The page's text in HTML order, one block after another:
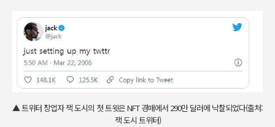
▲ 트위터 창업자 잭 도시의 첫 트윗은 NFT 경매에서 290만 달러에 낙찰되었다(출처:
잭 도시 트위터)